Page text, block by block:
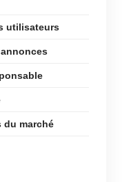
utilisateurs
du marché